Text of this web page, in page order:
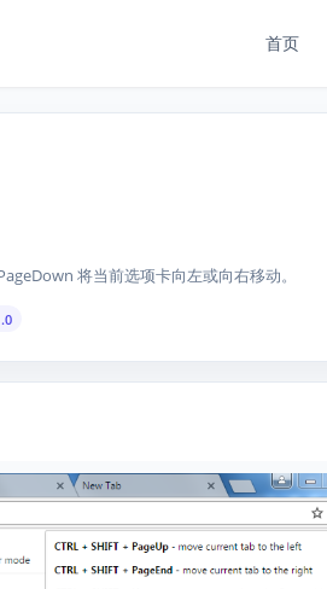
首页
将当前选项卡向左或向右移动。